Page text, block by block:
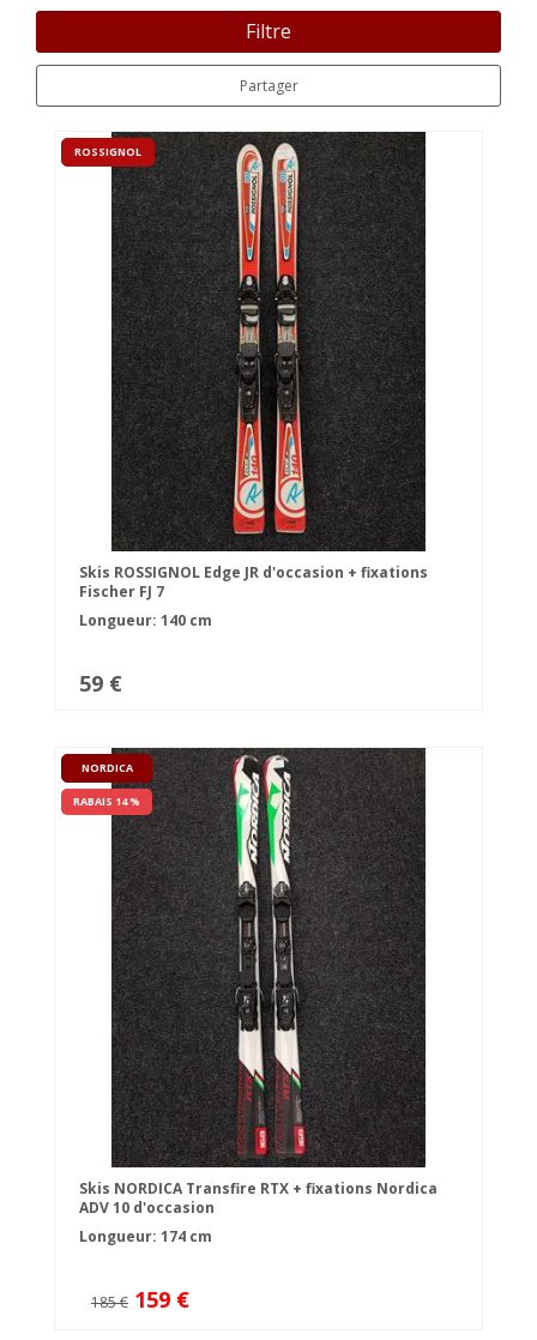
Filtre
Partager
ROSSIGNOL
Skis ROSSIGNOL Edge JR d'occasion + fixations
Fischer FJ 7
Longueur: 140 cm
59 €
NORDICA
RABAIS 14 %
Skis NORDICA Transfire RTX + fixations Nordica
ADV 10 d'occasion
Longueur: 174 cm
185 € 159 €